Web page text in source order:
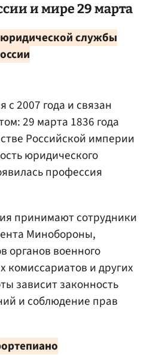
и мире 29 марта
службы
с 2007 года и связан
29 марта 1836 года
Российской империи
юридического
профессия
принимают сотрудники
Минобороны,
органов военного
комиссариатов и других
зависит законность
и соблюдение прав